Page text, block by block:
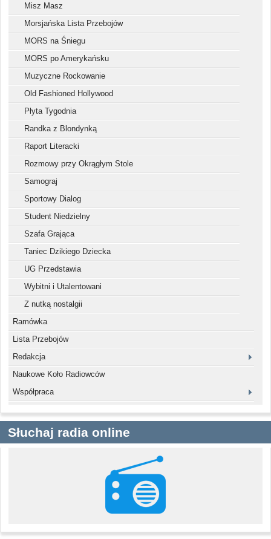
Misz Masz
Morsjańska Lista Przebojów
MORS na Śniegu
MORS po Amerykańsku
Muzyczne Rockowanie
Old Fashioned Hollywood
Płyta Tygodnia
Randka z Blondynką
Raport Literacki
Rozmowy przy Okrągłym Stole
Samograj
Sportowy Dialog
Student Niedzielny
Szafa Grająca
Taniec Dzikiego Dziecka
UG Przedstawia
Wybitni i Utalentowani
Z nutką nostalgii
Ramówka
Lista Przebojów
Redakcja
Naukowe Koło Radiowców
Współpraca
Słuchaj radia online